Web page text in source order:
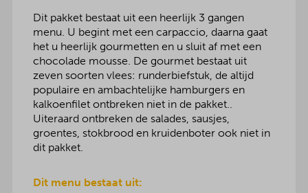
Dit pakket bestaat uit een heerlijk 3 gangen
menu. U begint met een carpaccio, daarna gaat
het u heerlijk gourmetten en u sluit af met een
chocolade mousse. De gourmet bestaat uit
zeven soorten vlees: runderbiefstuk, de altijd
populaire en ambachtelijke hamburgers en
kalkoenfilet ontbreken niet in de pakket..
Uiteraard ontbreken de salades, sausjes,
groentes, stokbrood en kruidenboter ook niet in
dit pakket.
Dit menu bestaat uit: